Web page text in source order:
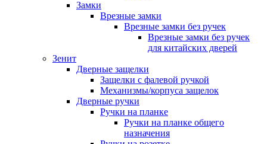
Замки
Врезные замки
Врезные замки без ручек
Врезные замки без ручек
для китайских дверей
Зенит
Дверные защелки
Защелки с фалевой ручкой
Механизмы/корпуса защелок
Дверные ручки
Ручки на планке
Ручки на планке общего
назначения